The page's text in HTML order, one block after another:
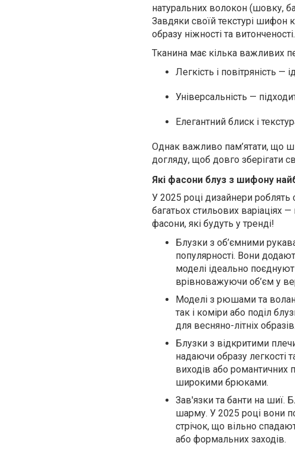
натуральних волокон (шовку,
Завдяки своїй текстурі шифон
образу ніжності та витонченості.
Тканина має кілька важливих
Легкість і повітряність —
Універсальність —
Елегантний блиск і
Однак важливо пам’ятати, що
догляду, щоб довго зберігати
Які фасони блуз з шифону
У 2025 році дизайнери роблять
багатьох стильових варіаціях
фасони, які будуть у тренді!
Блузки з об’ємними
популярності. Вони
моделі ідеально
врівноважуючи об’єм у
Моделі з рюшами та
так і коміри або поділ
для весняно-літніх
Блузки з відкритими
надаючи образу легкості
виходів або романтичних
широкими брюками.
Зав'язки та банти на шиї.
шарму. У 2025 році вони
стрічок, що вільно
або формальних заходів.